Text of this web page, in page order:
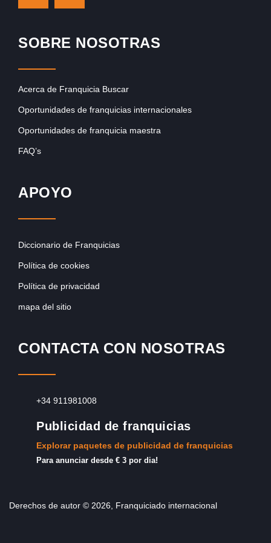
SOBRE NOSOTRAS
Acerca de Franquicia Buscar
Oportunidades de franquicias internacionales
Oportunidades de franquicia maestra
FAQ’s
APOYO
Diccionario de Franquicias
Política de cookies
Política de privacidad
mapa del sitio
CONTACTA CON NOSOTRAS
+34 911981008
Publicidad de franquicias
Explorar paquetes de publicidad de franquicias
Para anunciar desde € 3 por dia!
Derechos de autor © 2026, Franquiciado internacional